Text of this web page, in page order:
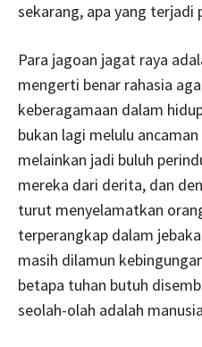
sekarang, apa yang terjadi
Para jagoan jagat raya
mengerti benar rahasia
keberagamaan dalam
bukan lagi melulu
melainkan jadi buluh
mereka dari derita, dan
turut menyelamatkan
terperangkap dalam
masih dilamun
betapa tuhan butuh
seolah-olah adalah